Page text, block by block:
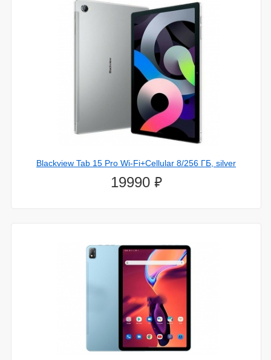
Blackview Tab 15 Pro Wi-Fi+Cellular 8/256 ГБ, silver
19990 ⃏